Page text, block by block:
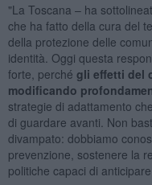
"La Toscana – ha
che ha fatto della cura del
della protezione delle
identità. Oggi questa
forte, perché gli effetti del
modificando
strategie di adattamento
di guardare avanti. Non
divampato: dobbiamo
prevenzione, sostenere la
politiche capaci di